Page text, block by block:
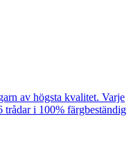
av högsta kvalitet. Varje
trådar i 100% färgbeständig